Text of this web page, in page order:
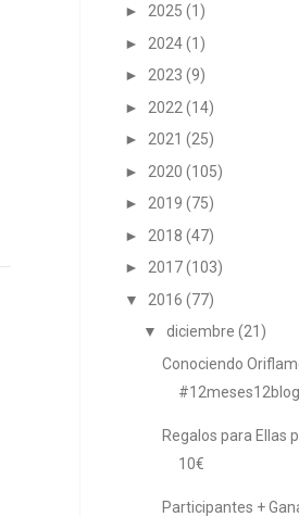
► 2025 (1)
► 2024(1)
► 2023 (9)
► 2022 (14)
► 2021 (25)
► 2020 (105)
► 2019 (75)
► 2018 (47)
► 2017(103)
▼
2016 (77)
▼
diciembre (21)
Conociendo
Regalos para Ellas
10€
Participantes +